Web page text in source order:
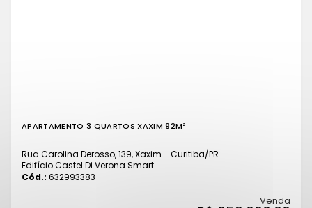
APARTAMENTO 3 QUARTOS XAXIM 92M²
Rua Carolina Derosso, 139, Xaxim - Curitiba/PR
Edifício Castel Di Verona Smart
Cód.: 632993383
Venda